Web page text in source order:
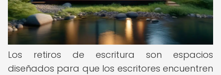
Los retiros de escritura son espacios
diseñados para que los escritores encuentren